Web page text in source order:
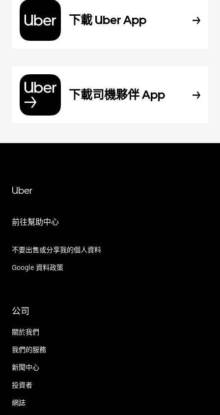
下載 Uber App
下載司機夥伴 App
Uber
前往幫助中心
不要出售或分享我的個人資料
Google 資料政策
公司
關於我們
我們的服務
新聞中心
投資者
網誌